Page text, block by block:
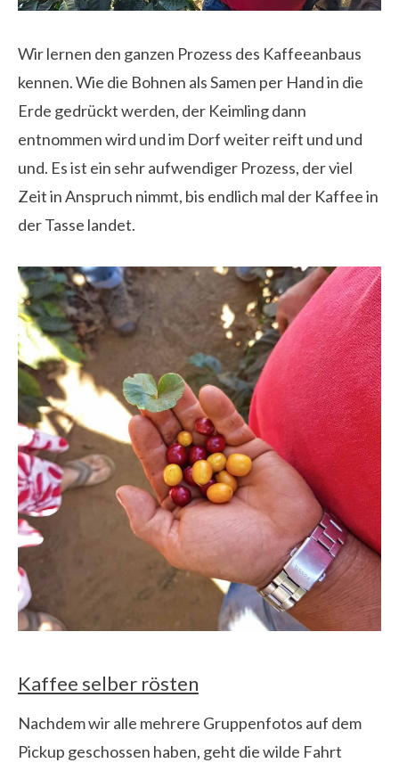
Wir lernen den ganzen Prozess des Kaffeeanbaus
kennen. Wie die Bohnen als Samen per Hand in die
Erde gedrückt werden, der Keimling dann
entnommen wird und im Dorf weiter reift und und
und. Es ist ein sehr aufwendiger Prozess, der viel
Zeit in Anspruch nimmt, bis endlich mal der Kaffee in
der Tasse landet.
Kaffee selber rösten
Nachdem wir alle mehrere Gruppenfotos auf dem
Pickup geschossen haben, geht die wilde Fahrt